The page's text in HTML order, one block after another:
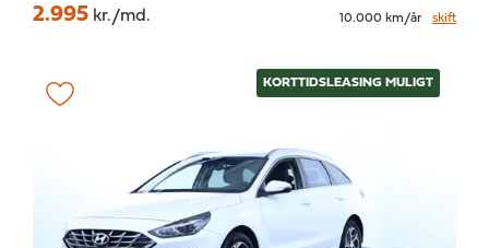
2.995 kr./md. 10.000 km/år skift
KORTTIDSLEASING MULIGT